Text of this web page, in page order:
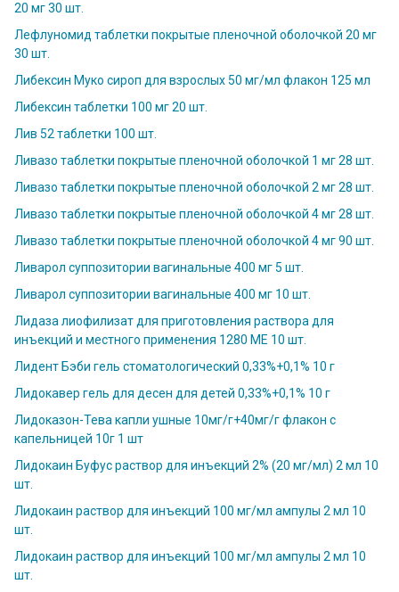
20 мг 30 шт.
Лефлуномид таблетки покрытые пленочной оболочкой 20 мг
30 шт.
Либексин Муко сироп для взрослых 50 мг/мл флакон 125 мл
Либексин таблетки 100 мг 20 шт.
Лив 52 таблетки 100 шт.
Ливазо таблетки покрытые пленочной оболочкой 1 мг 28 шт.
Ливазо таблетки покрытые пленочной оболочкой 2 мг 28 шт.
Ливазо таблетки покрытые пленочной оболочкой 4 мг 28 шт.
Ливазо таблетки покрытые пленочной оболочкой 4 мг 90 шт.
Ливарол суппозитории вагинальные 400 мг 5 шт.
Ливарол суппозитории вагинальные 400 мг 10 шт.
Лидаза лиофилизат для приготовления раствора для
инъекций и местного применения 1280 МЕ 10 шт.
Лидент Бэби гель стоматологический 0,33%+0,1% 10 г
Лидокавер гель для десен для детей 0,33%+0,1% 10 г
Лидоказон-Тева капли ушные 10мг/г+40мг/г флакон с
капельницей 10г 1 шт
Лидокаин Буфус раствор для инъекций 2% (20 мг/мл) 2 мл 10
шт.
Лидокаин раствор для инъекций 100 мг/мл ампулы 2 мл 10
шт.
Лидокаин раствор для инъекций 100 мг/мл ампулы 2 мл 10
шт.